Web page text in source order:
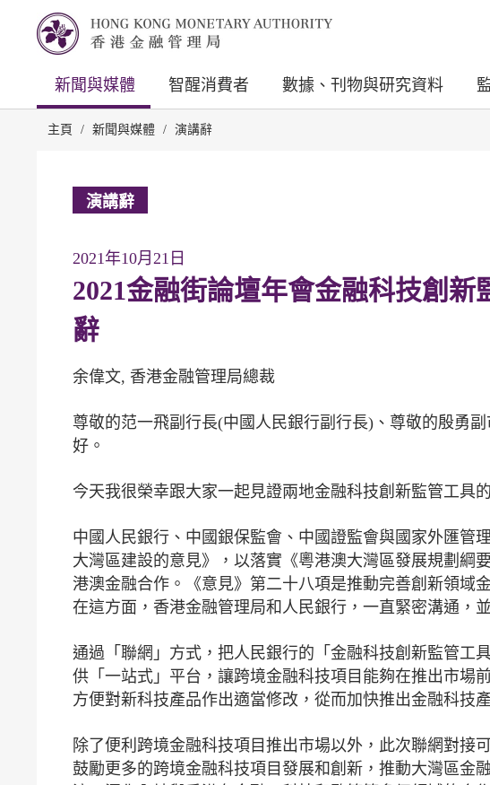
新聞與媒體 智醒消費者 數據、刊物與研究資料
主頁 / 新聞與媒體 / 演講辭
演講辭
2021年10月21日
2021金融街論壇年會金融科技創
辭
余偉文, 香港金融管理局總裁
尊敬的范一飛副行長(中國人民銀行副行長)、尊敬的殷勇
好。
今天我很榮幸跟大家一起見證兩地金融科技創新監管工具
中國人民銀行、中國銀保監會、中國證監會與國家外匯管
大灣區建設的意見》，以落實《粵港澳大灣區發展規劃綱
港澳金融合作。《意見》第二十八項是推動完善創新領域
在這方面，香港金融管理局和人民銀行，一直緊密溝通，
通過「聯網」方式，把人民銀行的「金融科技創新監管工
供「一站式」平台，讓跨境金融科技項目能夠在推出市場
方便對新科技產品作出適當修改，從而加快推出金融科技
除了便利跨境金融科技項目推出市場以外，此次聯網對接
鼓勵更多的跨境金融科技項目發展和創新，推動大灣區金